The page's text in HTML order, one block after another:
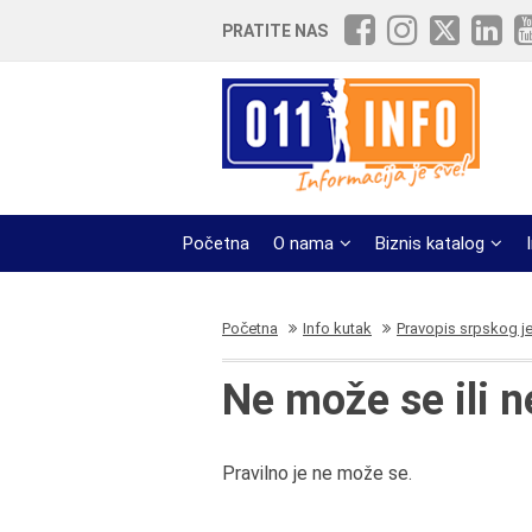
PRATITE NAS
Početna O nama Biznis katalog
Početna Info kutak Pravopis srpskog
Ne može se ili
Pravilno je ne može se.